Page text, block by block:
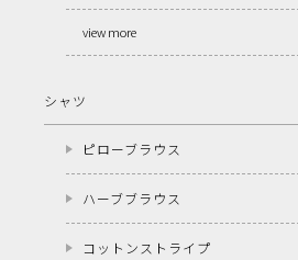
view more
シャツ
ピローブラウス
ハーブブラウス
コットンストライプ